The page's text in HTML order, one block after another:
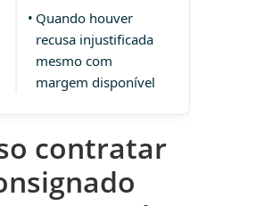
Quando houver
recusa injustificada
mesmo com
margem disponível
contratar